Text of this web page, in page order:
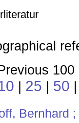
| 25 | 50
Bernhard